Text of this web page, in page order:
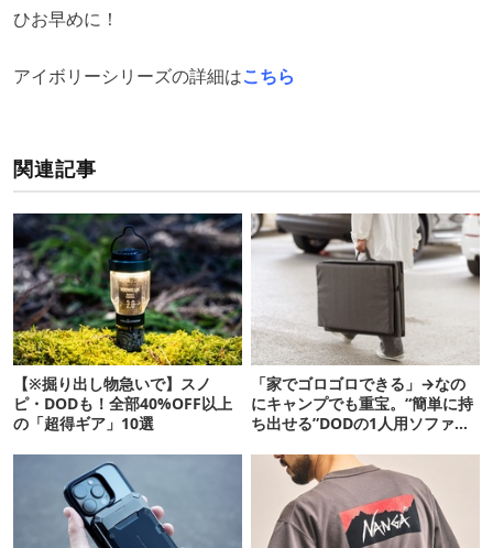
ひお早めに！
アイボリーシリーズの詳細はこちら
関連記事
【※掘り出し物急いで】スノ
ピ・DODも！全部40%OFF以上
の「超得ギア」10選
「家でゴロゴロできる」→なの
にキャンプでも重宝。“簡単に持
ち出せる”DODの1人用ソファが